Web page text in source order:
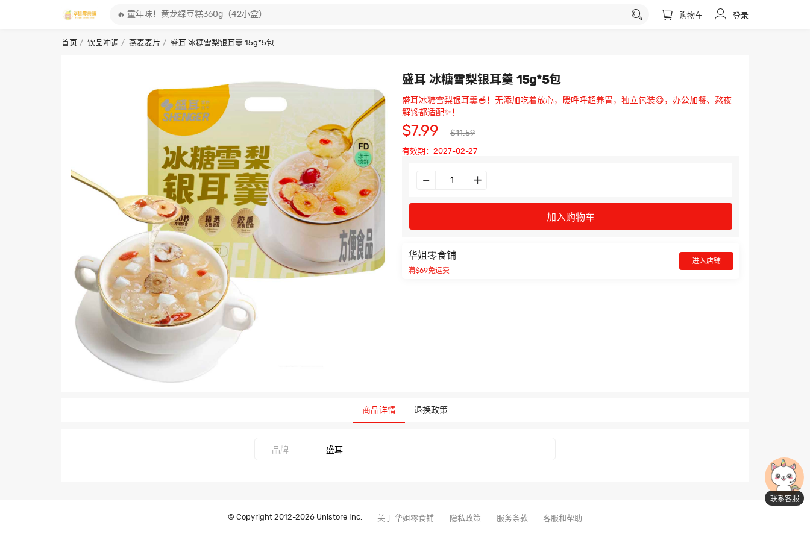
购物车 登录
首页 饮品冲调 燕麦麦片 盛耳 冰糖雪梨银耳羹 15g*5包
盛耳 冰糖雪梨银耳羹 15g*5包
盛耳冰糖雪梨银耳羹🥣！无添加吃着放心，暖呼呼超养胃，独立包装😋，办公加餐、熬夜
解馋都适配✨！
$7.99 $11.59
有效期：2027-02-27
加入购物车
华姐零食铺
满$69免运费
进入店铺
商品详情 退换政策
品牌 盛耳
© Copyright 2012-2026 Unistore Inc. 关于 华姐零食铺 隐私政策 服务条款 客服和帮助
联系客服